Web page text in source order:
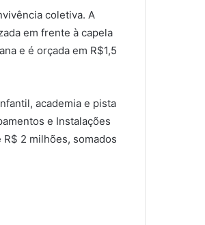
coletiva. A
em frente à capela
e é orçada em R$1,5
academia e pista
e Instalações
2 milhões, somados